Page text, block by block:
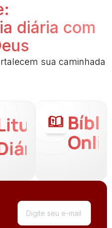
diária com
sua caminhada